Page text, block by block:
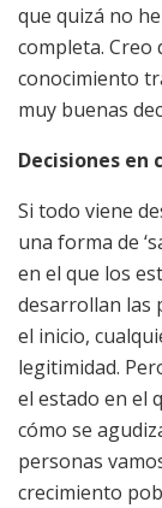
que quizá no
completa. Creo
conocimiento
muy buenas
Decisiones
Si todo viene
una forma de
en el que los
desarrollan las
el inicio,
legitimidad.
el estado en el
cómo se
personas
crecimiento